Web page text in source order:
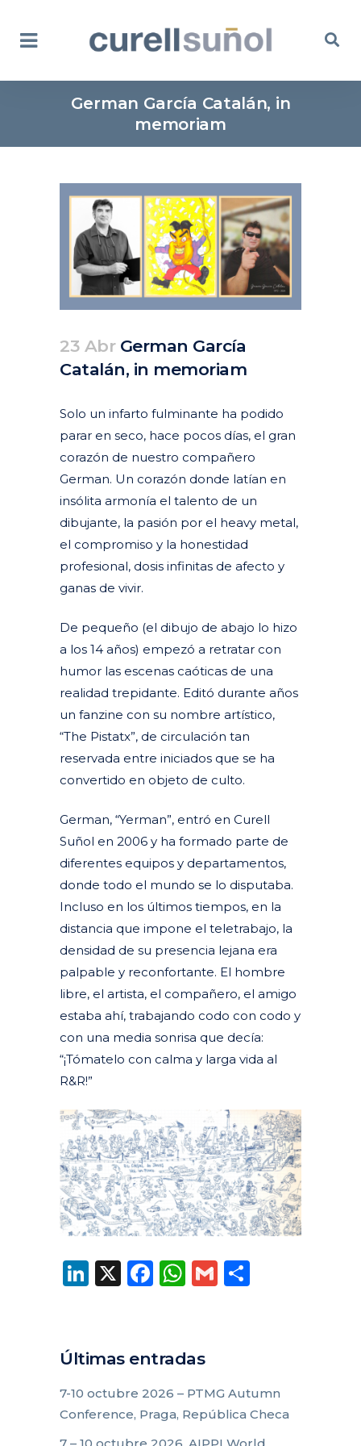
German García Catalán, in
memoriam
23 AbrGerman García
Catalán, in memoriam
Solo un infarto fulminante ha podido
parar en seco, hace pocos días, el gran
corazón de nuestro compañero
German. Un corazón donde latían en
insólita armonía el talento de un
dibujante, la pasión por el heavy metal,
el compromiso y la honestidad
profesional, dosis infinitas de afecto y
ganas de vivir.
De pequeño (el dibujo de abajo lo hizo
a los 14 años) empezó a retratar con
humor las escenas caóticas de una
realidad trepidante. Editó durante años
un fanzine con su nombre artístico,
“The Pistatx”, de circulación tan
reservada entre iniciados que se ha
convertido en objeto de culto.
German, “Yerman”, entró en Curell
Suñol en 2006 y ha formado parte de
diferentes equipos y departamentos,
donde todo el mundo se lo disputaba.
Incluso en los últimos tiempos, en la
distancia que impone el teletrabajo, la
densidad de su presencia lejana era
palpable y reconfortante. El hombre
libre, el artista, el compañero, el amigo
estaba ahí, trabajando codo con codo y
con una media sonrisa que decía:
“¡Tómatelo con calma y larga vida al
R&R!”
LinkedIn
X Facebook
WhatsApp
Gmail
Últimas entradas
7-10 octubre 2026 – PTMG Autumn
Conference, Praga, República Checa
7 – 10 octubre 2026, AIPPI World